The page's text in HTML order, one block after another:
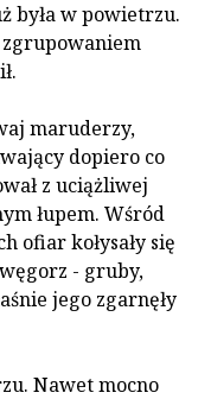
była w powietrzu.
maruderzy,
dopiero co
z uciążliwej
łupem. Wśród
ofiar kołysały się
- gruby,
jego zgarnęły
Nawet mocno